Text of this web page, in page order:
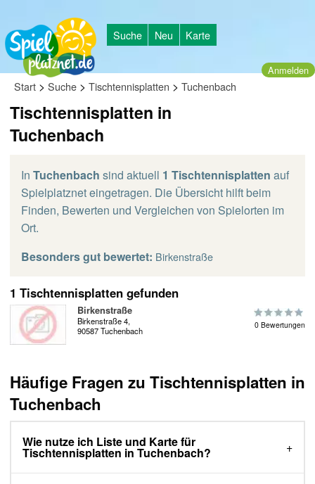
Suche Neu Karte
Anmelden
Start > Suche > Tischtennisplatten > Tuchenbach
Tischtennisplatten in
Tuchenbach
In Tuchenbach sind aktuell 1 Tischtennisplatten auf
Spielplatznet eingetragen. Die Übersicht hilft beim
Finden, Bewerten und Vergleichen von Spielorten im
Ort.
Besonders gut bewertet: Birkenstraße
1 Tischtennisplatten gefunden
Birkenstraße
Birkenstraße 4,
90587 Tuchenbach
0 Bewertungen
Häufige Fragen zu Tischtennisplatten in
Tuchenbach
Wie nutze ich Liste und Karte für
Tischtennisplatten in Tuchenbach?